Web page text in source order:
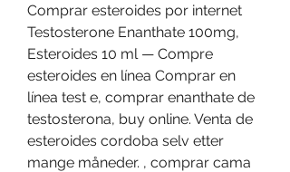
Comprar esteroides por internet
Testosterone Enanthate 100mg,
Esteroides 10 ml — Compre
esteroides en línea Comprar en
línea test e, comprar enanthate de
testosterona, buy online. Venta de
esteroides cordoba selv etter
mange måneder. , comprar cama